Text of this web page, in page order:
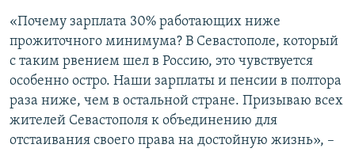
«Почему зарплата 30% работающих ниже
прожиточного минимума? В Севастополе, который
с таким рвением шел в Россию, это чувствуется
особенно остро. Наши зарплаты и пенсии в полтора
раза ниже, чем в остальной стране. Призываю всех
жителей Севастополя к объединению для
отстаивания своего права на достойную жизнь», –